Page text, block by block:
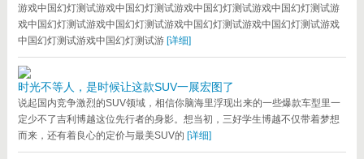
游戏中国幻灯测试游戏中国幻灯测试游戏中国幻灯测试游戏中国幻灯测试游
戏中国幻灯测试游戏中国幻灯测试游戏中国幻灯测试游戏中国幻灯测试游戏
中国幻灯测试游戏中国幻灯测试游 [详细]
时光不等人，是时候让这款SUV一展宏图了
说起国内竞争激烈的SUV领域，相信你脑海里浮现出来的一些爆款车型里一
定少不了吉利博越这位先行者的身影。想当初，三好学生博越不仅带着梦想
而来，还有着良心的定价与最美SUV的 [详细]